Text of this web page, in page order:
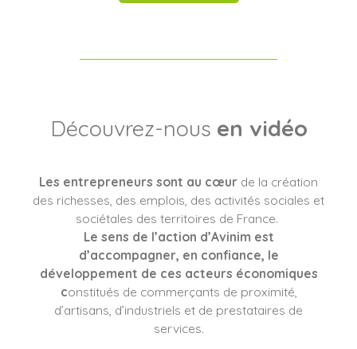
Découvrez-nous en vidéo
Les entrepreneurs sont au cœur de la création
des richesses, des emplois, des activités sociales et
sociétales des territoires de France.
Le sens de l’action d’Avinim est
d’accompagner, en confiance, le
développement de ces acteurs économiques
constitués de commerçants de proximité,
d’artisans, d’industriels et de prestataires de
services.